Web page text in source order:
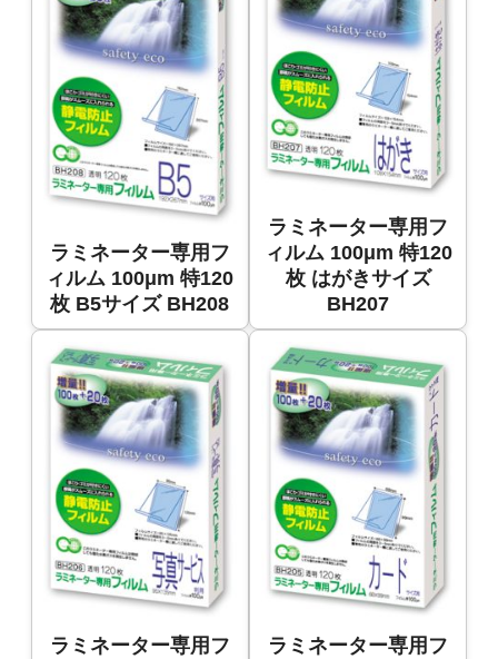
ラミネーター専用フ
ィルム 100μm 特120
枚 B5サイズ BH208
ラミネーター専用フ
ィルム 100μm 特120
枚 はがきサイズ
BH207
ラミネーター専用フ
ラミネーター専用フ